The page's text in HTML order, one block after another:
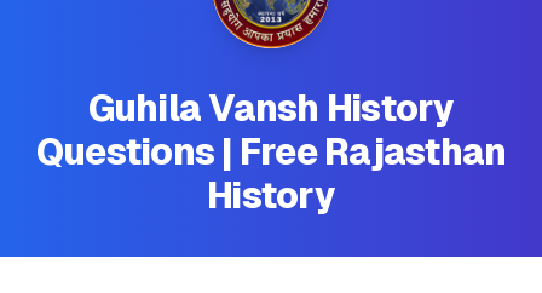
Guhila Vansh History
Questions | Free Rajasthan
History